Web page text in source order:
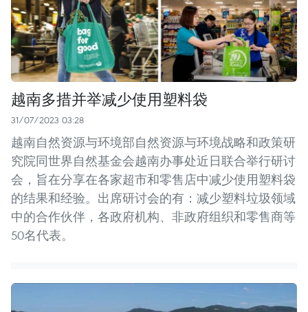
越南多措并举减少使用塑料袋
31/07/2023 03:28
越南自然资源与环境部自然资源与环境战略和政策研
究院同世界自然基金会越南办事处近日联合举行研讨
会，旨在分享在各家超市和零售店中减少使用塑料袋
的结果和经验。出席研讨会的有：减少塑料垃圾领域
中的合作伙伴，各政府机构、非政府组织和零售商等
50名代表。